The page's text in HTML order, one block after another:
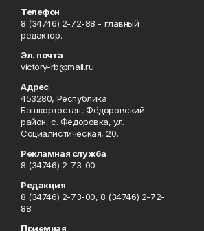
Телефон
8 (34746) 2-72-88 - главный
редактор.
Эл. почта
victory-rb@mail.ru
Адрес
453280, Республика
Башкортостан, Фёдоровский
район, с. Фёдоровка, ул.
Социалистическая, 20.
Рекламная служба
8 (34746) 2-73-00
Редакция
8 (34746) 2-73-00, 8 (34746) 2-72-
88
Приемная